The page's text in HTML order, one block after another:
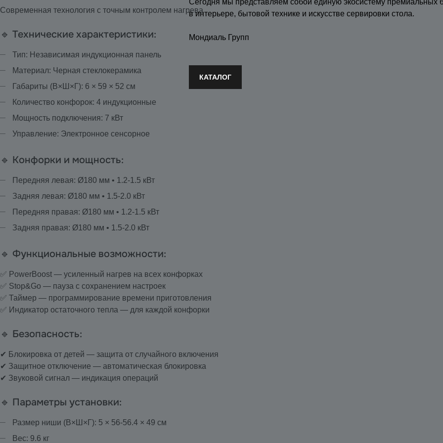
Современная технология с точным контролем нагрева
🔹 Технические характеристики:
Тип: Независимая индукционная панель
Материал: Черная стеклокерамика
Габариты (В×Ш×Г): 6 × 59 × 52 см
Количество конфорок: 4 индукционные
Мощность подключения: 7 кВт
Управление: Электронное сенсорное
🔹 Конфорки и мощность:
Передняя левая: Ø180 мм • 1.2-1.5 кВт
Задняя левая: Ø180 мм • 1.5-2.0 кВт
Передняя правая: Ø180 мм • 1.2-1.5 кВт
Задняя правая: Ø180 мм • 1.5-2.0 кВт
🔹 Функциональные возможности:
✅ PowerBoost — усиленный нагрев на всех конфорках
✅ Stop&Go — пауза с сохранением настроек
✅ Таймер — программирование времени приготовления
✅ Индикатор остаточного тепла — для каждой конфорки
🔹 Безопасность:
✔ Блокировка от детей — защита от случайного включения
✔ Защитное отключение — автоматическая блокировка
✔ Звуковой сигнал — индикация операций
🔹 Параметры установки:
Размер ниши (В×Ш×Г): 5 × 56-56.4 × 49 см
Вес: 9.6 кг
в интерьере, бытовой технике и искусстве сервировки стола.
Мондиаль Групп
КАТАЛОГ